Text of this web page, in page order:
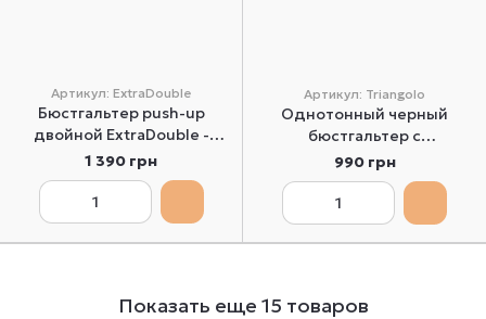
Артикул: ExtraDouble
Бюстгальтер push-up
двойной ExtraDouble -
Lormar 65B
1 390 грн
Артикул: Triangolo
Однотонный черный
бюстгальтер с
уплотненной чашкой без
косточек Lormar
TriangoloExtra 70B
990 грн
Показать еще 15 товаров